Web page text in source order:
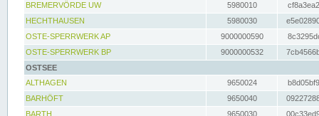
BREMERVÖRDE UW
5980010
HECHTHAUSEN
5980030
OSTE-SPERRWERK AP
9000000590
OSTE-SPERRWERK BP
9000000532
OSTSEE
ALTHAGEN
9650024
BARHÖFT
9650040
BARTH
9650030